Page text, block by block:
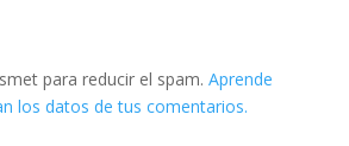
para reducir el spam. Aprende
los datos de tus comentarios.